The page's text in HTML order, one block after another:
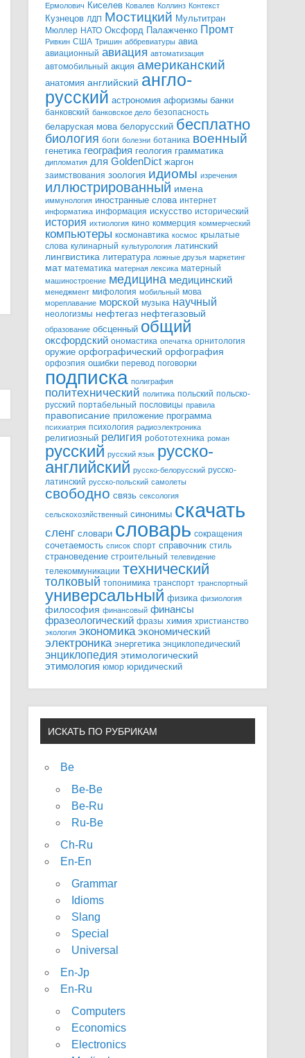
Ермолович Киселев Ковалев Коллинз Контекст
Кузнецов ЛДП Мостицкий Мультитран
Мюллер НАТО Оксфорд Палажченко Промт
Ривкин США Тришин аббревиатуры авиа
авиационный авиация автоматизация
автомобильный акция американский
анатомия английский англо-
русский астрономия афоризмы банки
банковский банковское дело безопасность
беларуская мова белорусский бесплатно
биология боги болезни ботаника военный
генетика география геология грамматика
дипломатия для GoldenDict жаргон
заимствования зоология идиомы изречения
иллюстрированный имена
иммунология иностранные слова интернет
информатика информация искусство исторический
история ихтиология кино коммерция коммерческий
компьютеры космонавтика космос крылатые
слова кулинарный культурология латинский
лингвистика литература ложные друзья маркетинг
мат математика матерная лексика матерный
машиностроение медицина медицинский
менеджмент мифология мобильный мова
мореплавание морской музыка научный
неологизмы нефтегаз нефтегазовый
образование обсценный общий
оксфордский ономастика опечатка орнитология
оружие орфографический орфография
орфоэпия ошибки перевод поговорки
подписка полиграфия
политехнический политика польский польско-
русский портабельный пословицы правила
правописание приложение программа
психиатрия психология радиоэлектроника
религиозный религия робототехника роман
русский русский язык русско-
английский русско-белорусский русско-
латинский русско-польский самолеты
свободно связь сексология
сельскохозяйственный синонимы скачать
сленг словари словарь сокращения
сочетаемость список спорт справочник стиль
страноведение строительный телевидение
телекоммуникации технический
толковый топонимика транспорт транспортный
универсальный физика физиология
философия финансовый финансы
фразеологический фразы химия христианство
экология экономика экономический
электроника энергетика энциклопедический
энциклопедия этимологический
этимология юмор юридический
ИСКАТЬ ПО РУБРИКАМ
Be
Be-Be
Be-Ru
Ru-Be
Ch-Ru
En-En
Grammar
Idioms
Slang
Special
Universal
En-Jp
En-Ru
Computers
Economics
Electronics